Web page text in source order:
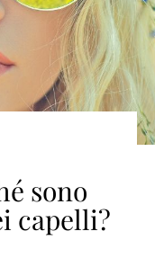
sono
capelli?